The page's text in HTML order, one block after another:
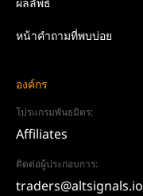
ผลลัพธ์
หน้าคำถามที่พบบ่อย
องค์กร
โปรแกรมพันธมิตร:
Affiliates
ติดต่อผู้ประกอบการ:
traders@altsignals.io